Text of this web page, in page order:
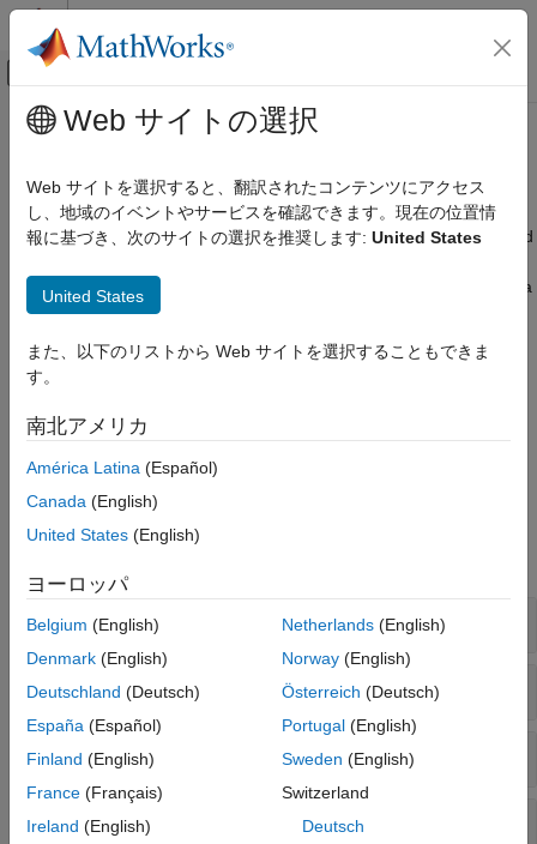
コンテンツへスキップ
オフキャンバス ナビゲーション メ
ドキュメンテーションのホーム
レーダー
Mapping Toolbox
axesm-Based Maps
Customize axesm-Based Maps
メインコンテンツ
Customize -Based Maps
Grid labels, annotations, color bars, basemap images
Convey information about your data by customizingaxesm-based
add labeled color bars. Provide geographic context for your data
by reading and displaying basemap images.
Alternatives to 2-D axesm -based maps are geographic axes and
map axes, which can be used for many tasks, including
exploration, publication, and app building. For a comparison of
the 2-D map displays that you can create using Mapping
Toolbox™ software, see
Functions
Frame, Grid, and Labels
Annotations
Color Bars and Colormaps
Basemap Images
Web サイトの選択
Web サイトを選択すると、翻訳されたコンテンツにアクセス
し、地域のイベントやサービスを確認できます。現在の位置情
報に基づき、次のサイトの選択を推奨します: United States
United States
また、以下のリストから Web サイトを選択することもできま
す。
南北アメリカ
América Latina (Español)
Canada (English)
United States (English)
ヨーロッパ
Belgium (English)
Denmark (English)
Deutschland (Deutsch)
España (Español)
Finland (English)
France (Français)
Ireland (English)
Netherlands(English)
Norway(English)
Österreich (Deutsch)
Portugal(English)
Sweden (English)
Switzerland
Deutsch